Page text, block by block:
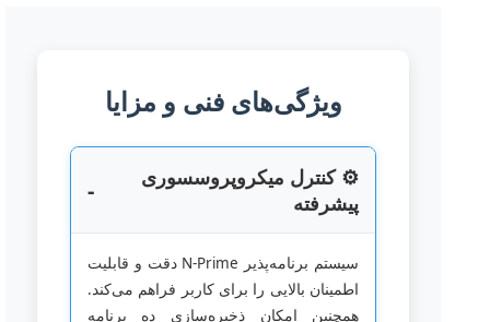
ویژگی‌های فنی و مزایا
⚙️ کنترل میکروپروسسوری
پیشرفته
سیستم برنامه‌پذیر N-Prime دقت و قابلیت
اطمینان بالایی را برای کاربر فراهم می‌کند.
همچنین امکان ذخیره‌سازی ده برنامه